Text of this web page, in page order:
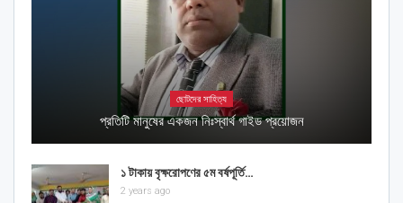
ছোটদের সাহিত্য
প্রতিটি মানুষের একজন নিঃস্বার্থ গাইড প্রয়োজন
১ টাকায় বৃক্ষরোপণের ৫ম বর্ষপূর্তি…
2 years ago